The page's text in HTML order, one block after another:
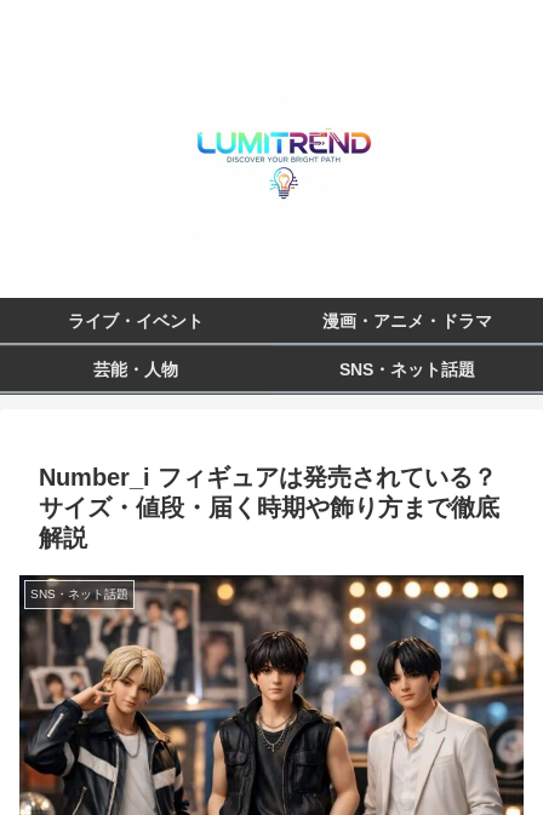
ライブ・イベント 漫画・アニメ・ドラマ
芸能・人物 SNS・ネット話題
Number_i フィギュアは発売されている？
サイズ・値段・届く時期や飾り方まで徹底
解説
SNS・ネット話題